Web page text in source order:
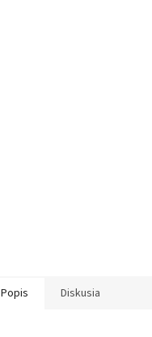
Popis Diskusia